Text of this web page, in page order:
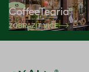
CoffeeTearia
ZOBRAZIT VÍCE